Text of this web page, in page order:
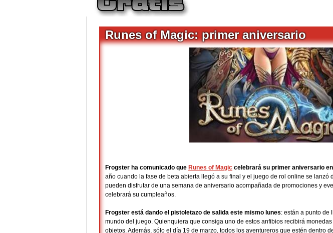
Runes of Magic: primer aniversario
Frogster ha comunicado que Runes of Magic celebrará su primer aniversario
año cuando la fase de beta abierta llegó a su final y el juego de rol online se lanzó
pueden disfrutar de una semana de aniversario acompañada de promociones y
celebrará su cumpleaños.
Frogster está dando el pistoletazo de salida este mismo lunes: están a punto de
mundo del juego. Quienquiera que consiga uno de estos anfibios recibirá
objetos. Además, sólo el día 19 de marzo, todos los aventureros que estén dentro